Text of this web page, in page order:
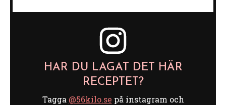
HAR DU LAGAT DET HÄR
RECEPTET?
Tagga @56kilo.se på instagram och